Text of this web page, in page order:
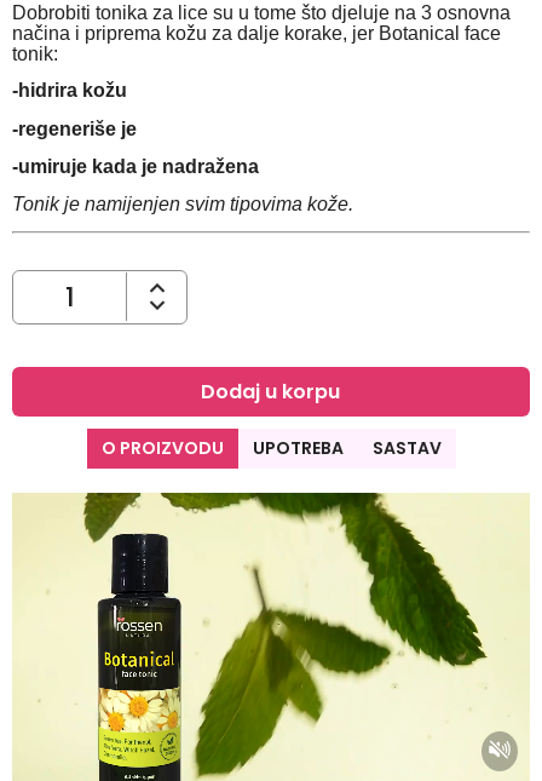
Dobrobiti tonika za lice su u tome što djeluje na 3 osnovna
načina i priprema kožu za dalje korake, jer Botanical face
tonik:
-hidrira kožu
-regeneriše je
-umiruje kada je nadražena
Tonik je namijenjen svim tipovima kože.
Dodaj u korpu
O PROIZVODU UPOTREBA SASTAV